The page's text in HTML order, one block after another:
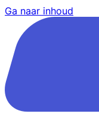
Ga naar inhoud